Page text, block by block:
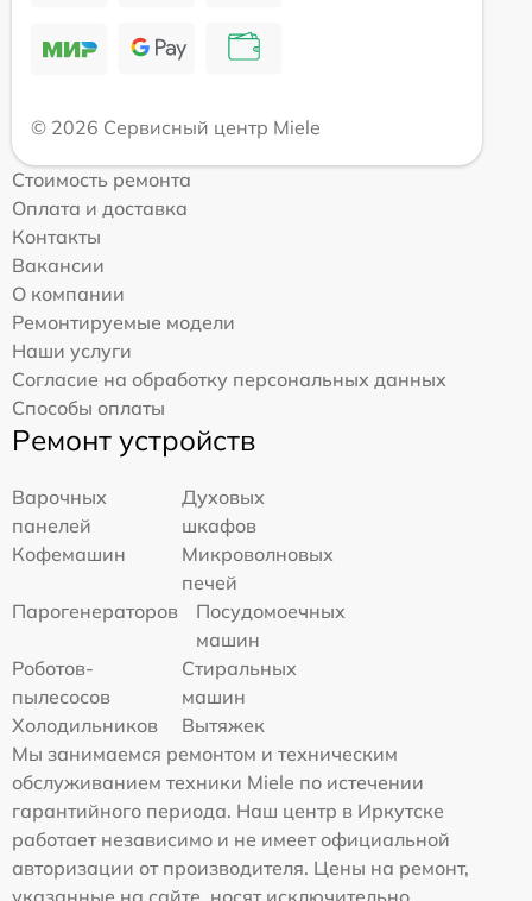
© 2026 Сервисный центр Miele
Стоимость ремонта
Оплата и доставка
Контакты
Вакансии
О компании
Ремонтируемые модели
Наши услуги
Согласие на обработку персональных данных
Способы оплаты
Ремонт устройств
Варочных
панелей
Духовых
шкафов
Кофемашин
Микроволновых
печей
Парогенераторов
Посудомоечных
машин
Роботов-
пылесосов
Стиральных
машин
Холодильников
Вытяжек
Мы занимаемся ремонтом и техническим
обслуживанием техники Miele по истечении
гарантийного периода. Наш центр в Иркутске
работает независимо и не имеет официальной
авторизации от производителя. Цены на ремонт,
указанные на сайте, носят исключительно